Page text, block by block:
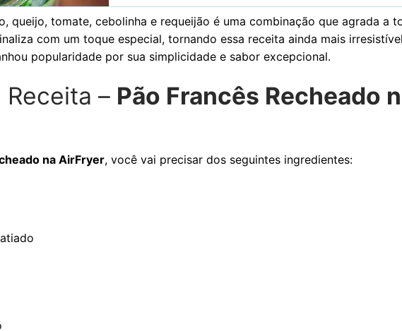
queijo, tomate, cebolinha e requeijão é uma combinação que agrada a
com um toque especial, tornando essa receita ainda mais
popularidade por sua simplicidade e sabor excepcional.
– Pão Francês Recheado
na AirFryer, você vai precisar dos seguintes ingredientes: